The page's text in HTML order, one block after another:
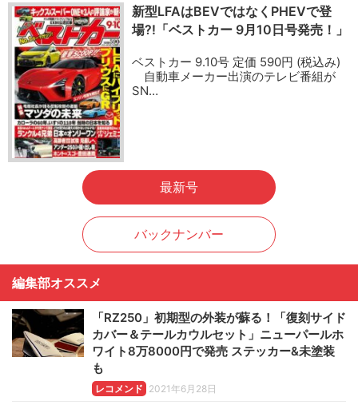
新型LFAはBEVではなくPHEVで登
場?!「ベストカー 9月10日号発売！」
ベストカー 9.10号 定価 590円 (税込み)
自動車メーカー出演のテレビ番組が
SN…
最新号
バックナンバー
編集部オススメ
「RZ250」初期型の外装が蘇る！「復刻サイド
カバー＆テールカウルセット」ニューパールホ
ワイト8万8000円で発売 ステッカー&未塗装
も
レコメンド 2021年6月28日